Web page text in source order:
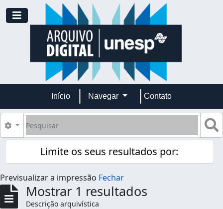
Skip to main content
Toggle navigation
Início Navegar Contato
Pesquisar
Opções de busca
Limite os seus resultados por:
Previsualizar a impressão Fechar
Mostrar 1 resultados
Descrição arquivística